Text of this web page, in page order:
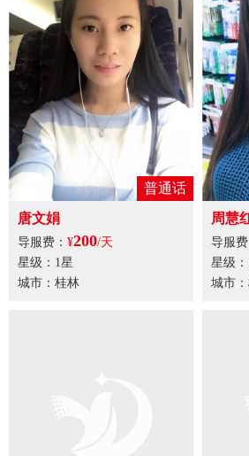
普通话
唐文娟
导服费： ¥200/天
星级：1星
城市：桂林
周慧
导服费
星级
城市